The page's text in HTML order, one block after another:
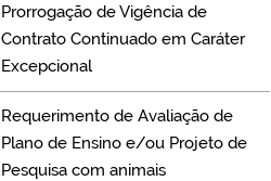
Prorrogação de Vigência de
Contrato Continuado em Caráter
Excepcional
Requerimento de Avaliação de
Plano de Ensino e/ou Projeto de
Pesquisa com animais